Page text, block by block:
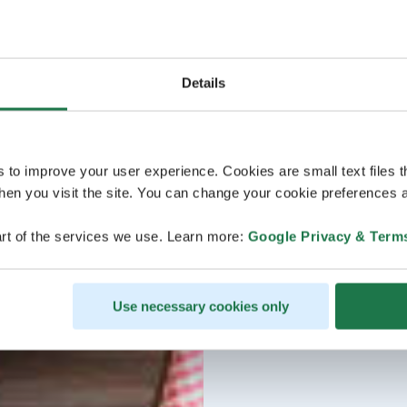
Details
to improve your user experience. Cookies are small text files
you visit the site. You can change your cookie preferences
of the services we use. Learn more: Google Privacy &
Use necessary cookies only